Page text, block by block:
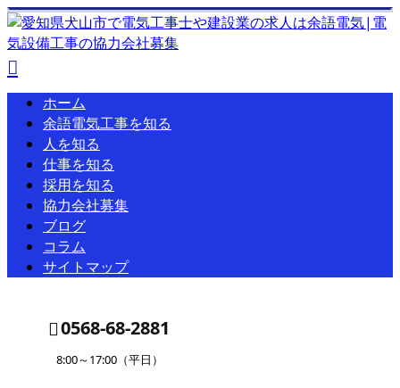
ホーム
余語電気工事を知る
人を知る
仕事を知る
採用を知る
協力会社募集
ブログ
コラム
サイトマップ
0568-68-2881
8:00～17:00（平日）